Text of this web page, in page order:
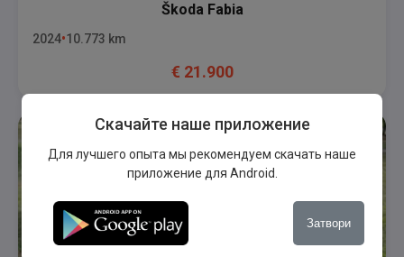
Škoda Fabia
2024 10.773 km
€ 21.900
Скачайте наше приложение
Для лучшего опыта мы рекомендуем скачать наше
приложение для Android.
Затвори